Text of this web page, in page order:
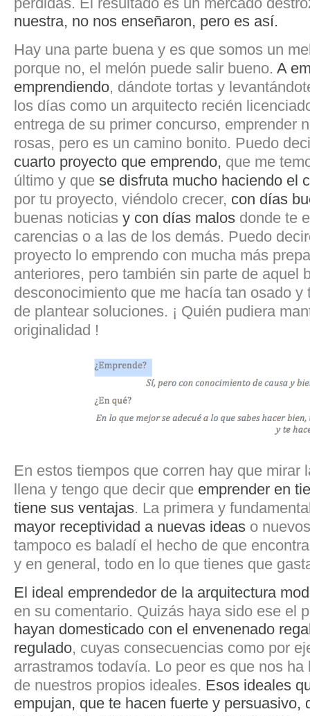
nuestra, no nos enseñaron, pero es así.
Hay una parte buena y es que somos un
porque no, el melón puede salir bueno. A
emprendiendo, dándote tortas y
los días como un arquitecto recién
entrega de su primer concurso, emprender
rosas, pero es un camino bonito. Puedo
cuarto proyecto que emprendo, que me
último y que se disfruta mucho haciendo el
por tu proyecto, viéndolo crecer, con días
buenas noticias y con días malos donde te
carencias o a las de los demás. Puedo
proyecto lo emprendo con mucha más
anteriores, pero también sin parte de aquel
desconocimiento que me hacía tan osado y
de plantear soluciones. ¡ Quién pudiera
originalidad !
En estos tiempos que corren hay que mirar
llena y tengo que decir que emprender en
tiene sus ventajas. La primera y
mayor receptividad a nuevas ideas o
tampoco es baladí el hecho de que
y en general, todo en lo que tienes que
El ideal emprendedor de la arquitectura
en su comentario. Quizás haya sido ese el
hayan domesticado con el envenenado
regulado, cuyas consecuencias como por
arrastramos todavía. Lo peor es que nos
de nuestros propios ideales. Esos ideales
empujan, que te hacen fuerte y persuasivo,